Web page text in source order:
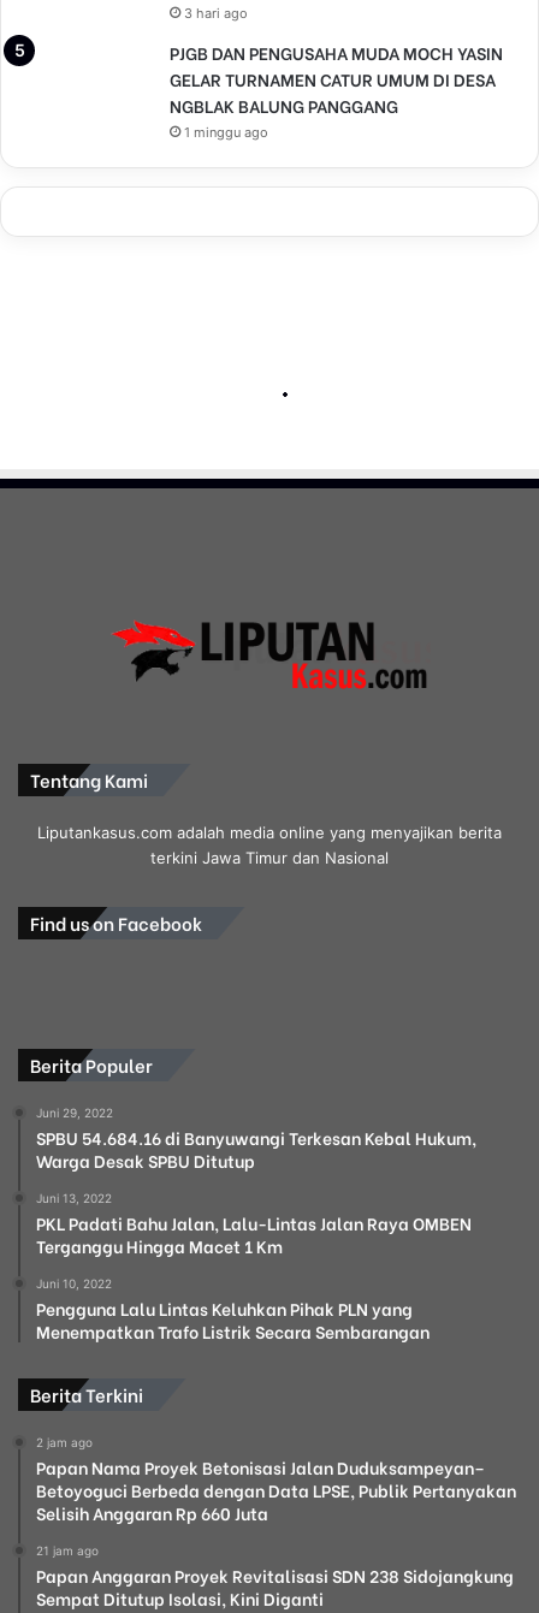
3 hari ago
PJGB DAN PENGUSAHA MUDA MOCH YASIN
GELAR TURNAMEN CATUR UMUM DI DESA
NGBLAK BALUNG PANGGANG
1 minggu ago
Tentang Kami
Liputankasus.com adalah media online yang menyajikan berita
terkini Jawa Timur dan Nasional
Find us on Facebook
Berita Populer
Juni 29, 2022
SPBU 54.684.16 di Banyuwangi Terkesan Kebal Hukum,
Warga Desak SPBU Ditutup
Juni 13, 2022
PKL Padati Bahu Jalan, Lalu-Lintas Jalan Raya OMBEN
Terganggu Hingga Macet 1 Km
Juni 10, 2022
Pengguna Lalu Lintas Keluhkan Pihak PLN yang
Menempatkan Trafo Listrik Secara Sembarangan
Berita Terkini
2 jam ago
Papan Nama Proyek Betonisasi Jalan Duduksampeyan–
Betoyoguci Berbeda dengan Data LPSE, Publik Pertanyakan
Selisih Anggaran Rp 660 Juta
21 jam ago
Papan Anggaran Proyek Revitalisasi SDN 238 Sidojangkung
Sempat Ditutup Isolasi, Kini Diganti